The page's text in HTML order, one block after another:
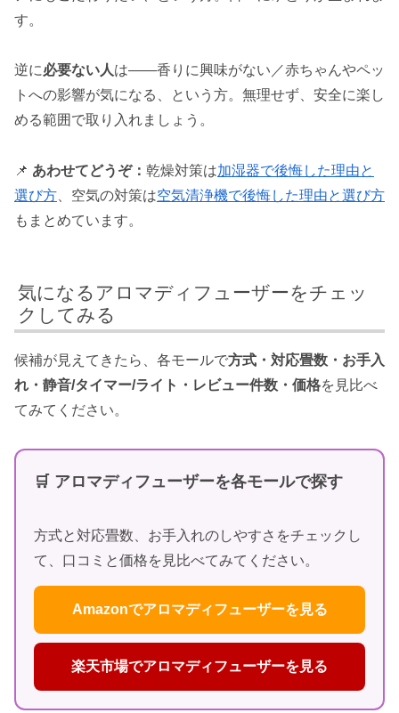
す。
逆に必要ない人は——香りに興味がない／赤ちゃんやペッ
トへの影響が気になる、という方。無理せず、安全に楽し
める範囲で取り入れましょう。
📌 あわせてどうぞ： 乾燥対策は加湿器で後悔した理由と
選び方 、空気の対策は空気清浄機で後悔した理由と選び方
もまとめています。
気になるアロマディフューザーをチェッ
クしてみる
候補が見えてきたら、各モールで方式・対応畳数・お手入
れ・静音/タイマー/ライト・レビュー件数・価格を見比べ
てみてください。
🛒 アロマディフューザーを各モールで探す
方式と対応畳数、お手入れのしやすさをチェックし
て、口コミと価格を見比べてみてください。
Amazonでアロマディフューザーを見る
楽天市場でアロマディフューザーを見る